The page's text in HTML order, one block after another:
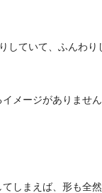
していて、ふんわ
メージがありませ
しまえば、形も全然